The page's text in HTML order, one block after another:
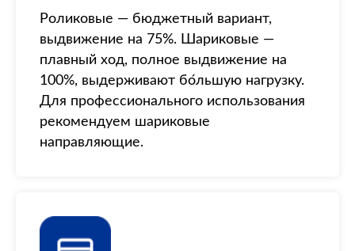
Роликовые — бюджетный вариант,
выдвижение на 75%. Шариковые —
плавный ход, полное выдвижение на
100%, выдерживают бо́льшую нагрузку.
Для профессионального использования
рекомендуем шариковые
направляющие.